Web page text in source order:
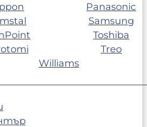
Panasonic
Samsung
Toshiba
Treo
Williams